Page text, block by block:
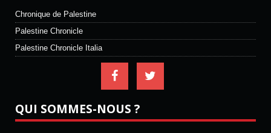
Chronique de Palestine
Palestine Chronicle
Palestine Chronicle Italia
QUI SOMMES-NOUS ?